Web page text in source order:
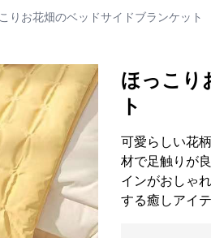
りお花畑のベッドサイドブランケット
ほっこり
ト
可愛らしい花
材で足触りが
インがおしゃ
する癒しアイテ